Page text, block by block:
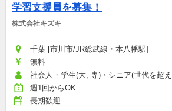
学習支援員を募集！
株式会社キズキ
千葉 [市川市/JR総武線・本八幡駅]
無料
社会人・学生(大, 専)・シニア(世代を超
週1回からOK
長期歓迎